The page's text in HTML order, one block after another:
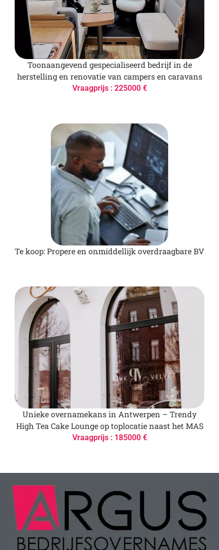
Toonaangevend gespecialiseerd bedrijf in de
herstelling en renovatie van campers en caravans
Vraagprijs : 225000 €
Te koop: Propere en onmiddellijk overdraagbare BV
Unieke overnamekans in Antwerpen – Trendy
High Tea Cake Lounge op toplocatie naast het MAS
Vraagprijs : 185000 €